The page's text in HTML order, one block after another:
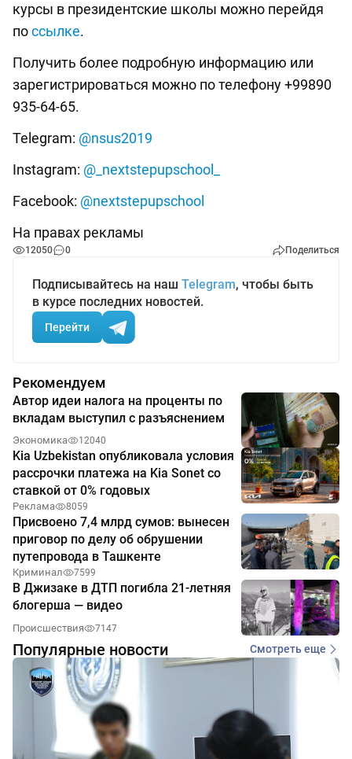
курсы в президентские школы можно перейдя
поссылке.
Получить более подробную информацию или
зарегистрироваться можно по телефону +99890
935-64-65.
Telegram: @nsus2019
Instagram: @_nextstepupschool_
Facebook: @nextstepupschool
На правах рекламы
12050 0 Поделиться
Подписывайтесь на наш Telegram, чтобы быть
в курсе последних новостей.
Перейти
Рекомендуем
Автор идеи налога на проценты по
вкладам выступил с разъяснением
Экономика 12040
Kia Uzbekistan опубликовала условия
рассрочки платежа на Kia Sonet со
ставкой от 0% годовых
Реклама 8059
Присвоено 7,4 млрд сумов: вынесен
приговор по делу об обрушении
путепровода в Ташкенте
Криминал 7599
В Джизаке в ДТП погибла 21-летняя
блогерша — видео
Происшествия 7147
Популярные новости Смотреть еще